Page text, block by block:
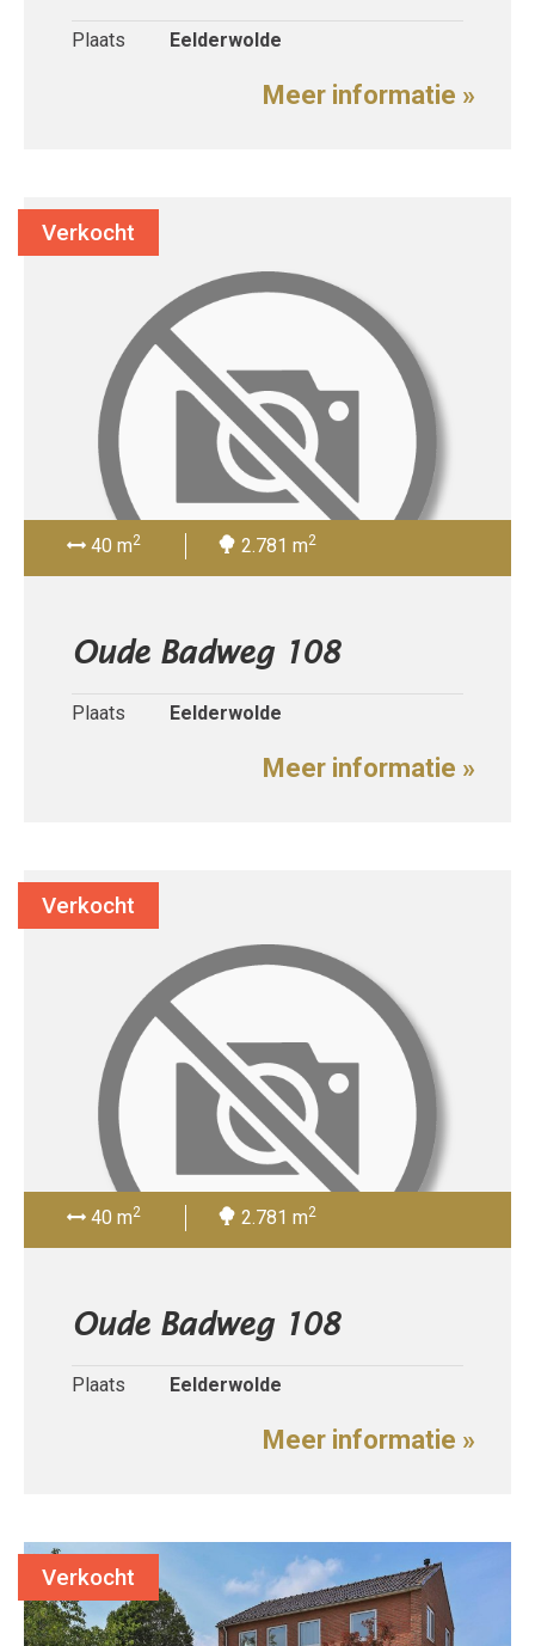
Plaats Eelderwolde
Meer informatie »
40 m2 2.781 m2
Oude Badweg 108
Plaats Eelderwolde
Meer informatie »
Verkocht
40 m2 2.781 m2
Oude Badweg 108
Plaats Eelderwolde
Meer informatie »
Verkocht
Verkocht